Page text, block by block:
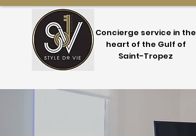
Concierge service in the
heart of the Gulf of
Saint-Tropez